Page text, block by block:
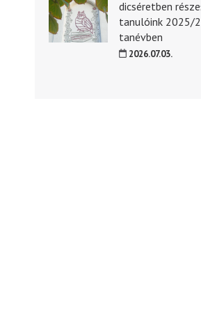
dicséretben
tanulóink 2025/
tanévben
2026.07.03.